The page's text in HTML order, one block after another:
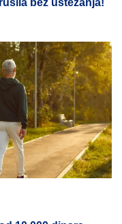
bez ustezanja!